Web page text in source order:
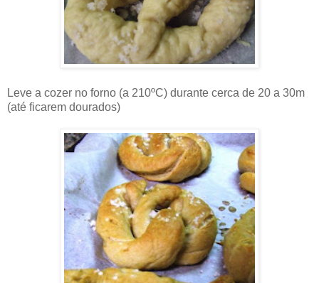
Leve a cozer no forno (a 210ºC) durante cerca de 20 a 30m
(até ficarem dourados)